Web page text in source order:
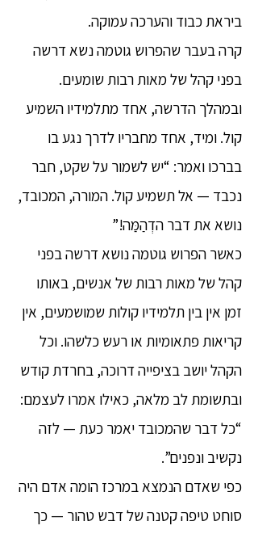
ביראת כבוד והערכה עמוקה.
קרה בעבר שהפרוש גוטמה נשא דרשה
בפני קהל של מאות רבות שומעים.
ובמהלך הדרשה, אחד מתלמידיו השמיע
קול. ומיד, אחד מחבריו לדרך נגע בו
בברכו ואמר: “יש לשמור על שקט, חבר
נכבד — אל תשמיע קול. המורה, המכובד,
נושא את דבר הדְהַמַּה!”
כאשר הפרוש גוטמה נושא דרשה בפני
קהל של מאות רבות של אנשים, באותו
זמן אין בין תלמידיו קולות שמושמעים, אין
קריאות פתאומיות או רעש כלשהו. וכל
הקהל יושב בציפייה דרוכה, בחרדת קודש
ובתשומת לב מלאה, כאילו אמרו לעצמם:
“כל דבר שהמכובד יאמר כעת — לזה
נקשיב ונפנים”.
כפי שאדם הנמצא במרכז הומה אדם היה
סוחט טיפה קטנה של דבש טהור — כך